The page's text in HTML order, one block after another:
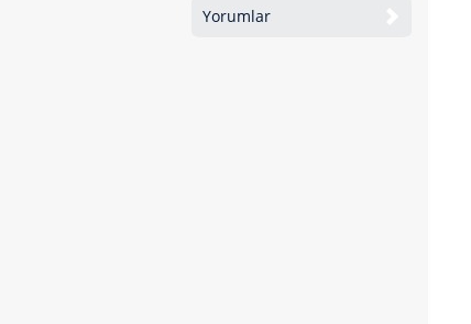
Yorumlar